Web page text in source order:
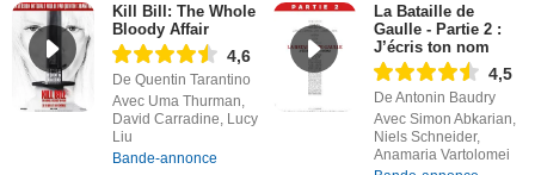
Kill Bill: The Whole
Bloody Affair
4,6
De Quentin Tarantino
Avec Uma Thurman,
David Carradine, Lucy
Liu
Bande-annonce
La Bataille de
Gaulle - Partie 2 :
J’écris ton nom
4,5
De Antonin Baudry
Avec Simon Abkarian,
Niels Schneider,
Anamaria Vartolomei